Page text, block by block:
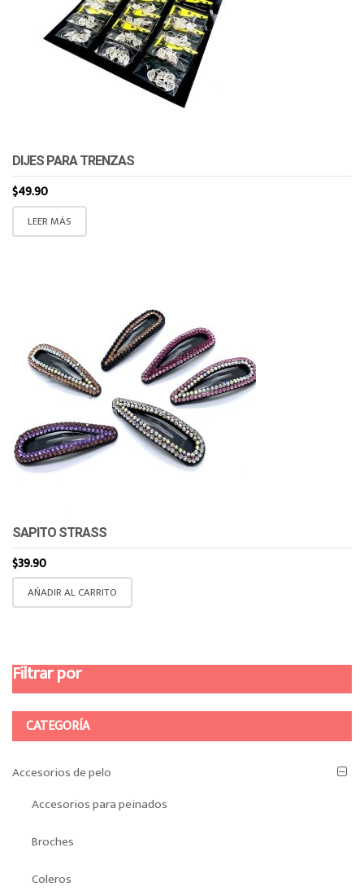
DIJES PARA TRENZAS
$49.90
LEER MÁS
SAPITO STRASS
$39.90
AÑADIR AL CARRITO
Filtrar por
CATEGORÍA
Accesorios de pelo
Accesorios para peinados
Broches
Coleros